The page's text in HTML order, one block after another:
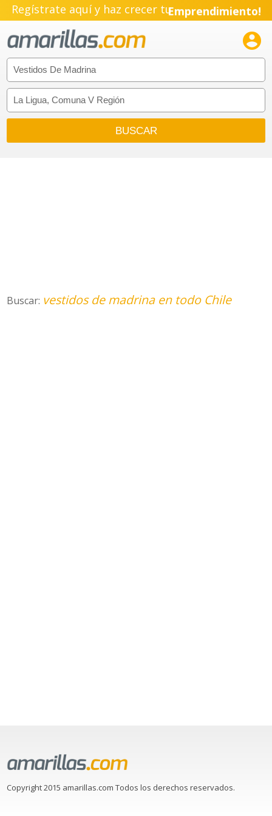
Regístrate aquí y haz crecer tuEmprendimiento!

Buscar: vestidos de madrina en todo Chile
Copyright 2015 amarillas.com Todos los derechos reservados.